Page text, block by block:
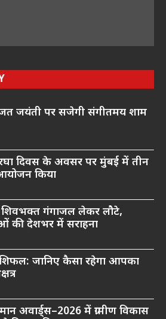
जयंती पर सजेगी संगीतमय शाम
दिवस के अवसर पर मुंबई में तीन
किया
गंगाजल लेकर लौटे,
की देशभर में सराहना
जानिए कैसा रहेगा आपका
अवार्ड्स–2026 में ग्रामीण विकास